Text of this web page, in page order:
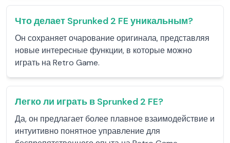
Что делает Sprunked 2 FE уникальным?
Он сохраняет очарование оригинала, представляя
новые интересные функции, в которые можно
играть на Retro Game.
Легко ли играть в Sprunked 2 FE?
Да, он предлагает более плавное взаимодействие и
интуитивно понятное управление для